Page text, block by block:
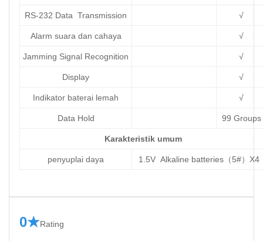
RS-232 Data Transmission √
Alarm suara dan cahaya √
Jamming Signal Recognition √
Display √
Indikator baterai lemah √
Data Hold 99 Groups
Karakteristik umum
penyuplai daya 1.5V Alkaline batteries（5#）X4
0★Rating